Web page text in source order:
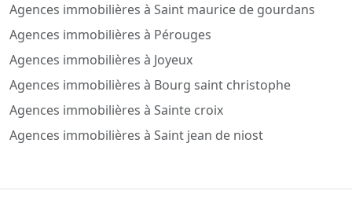
Agences immobilières à Saint maurice de gourdans
Agences immobilières à Pérouges
Agences immobilières à Joyeux
Agences immobilières à Bourg saint christophe
Agences immobilières à Sainte croix
Agences immobilières à Saint jean de niost